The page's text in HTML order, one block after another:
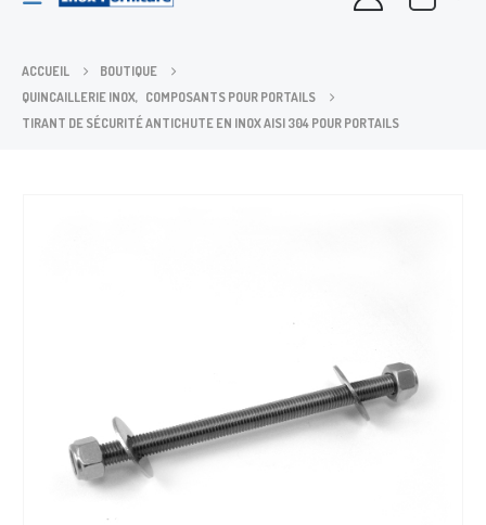
ACCUEIL
BOUTIQUE
QUINCAILLERIE INOX, COMPOSANTS POUR PORTAILS
TIRANT DE SÉCURITÉ ANTICHUTE EN INOX AISI 304 POUR PORTAILS